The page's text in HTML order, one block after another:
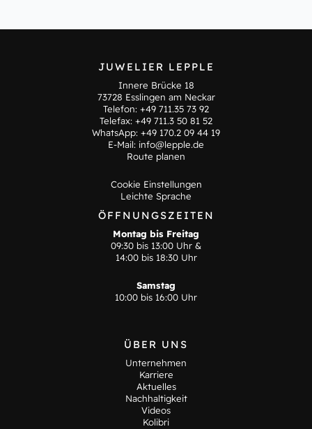
JUWELIER LEPPLE
Innere Brücke 18
73728 Esslingen am Neckar
Telefon: +49 711.35 73 92
Telefax: +49 711.3 50 81 52
WhatsApp: +49 170.2 09 44 19
E-Mail: info@lepple.de
Route planen
Cookie Einstellungen
Leichte Sprache
ÖFFNUNGSZEITEN
Montag bis Freitag
09:30 bis 13:00 Uhr &
14:00 bis 18:30 Uhr
Samstag
10:00 bis 16:00 Uhr
ÜBER UNS
Unternehmen
Karriere
Aktuelles
Nachhaltigkeit
Videos
Kolibri